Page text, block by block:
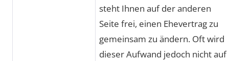
steht Ihnen auf der anderen
Seite frei, einen Ehevertrag zu
gemeinsam zu ändern. Oft wird
dieser Aufwand jedoch nicht auf